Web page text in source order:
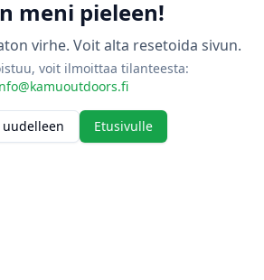
meni pieleen!
virhe. Voit alta resetoida sivun.
voit ilmoittaa tilanteesta:
uudelleen Etusivulle